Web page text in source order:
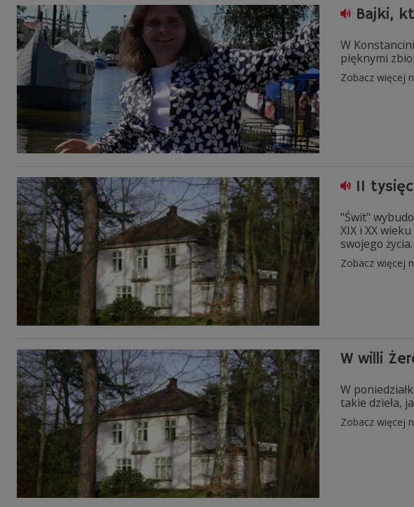
Bajki,
W
pięknymi
Zobacz więcej
11
"Świt"
XIX i XX
swojego życia.
Zobacz więcej
W willi
W
takie dzieła,
Zobacz więcej